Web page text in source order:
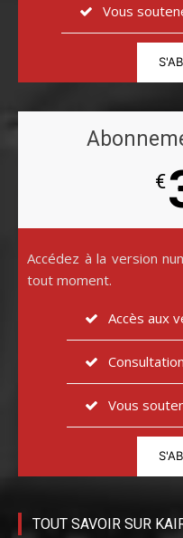
Vous
€
Accédez à la version
tout moment.
Accès aux
Vous
TOUT SAVOIR SUR